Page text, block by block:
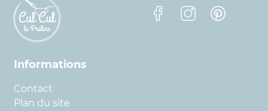
Informations
Contact
Plan du site
FacebookInstagramPinterest